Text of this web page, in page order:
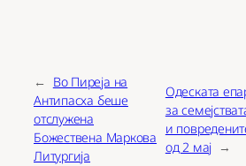
←
Во Пиреја на
Антипасха беше
отслужена
Божествена Маркова
Литургија
Одеската
за
и
од 2 мај →